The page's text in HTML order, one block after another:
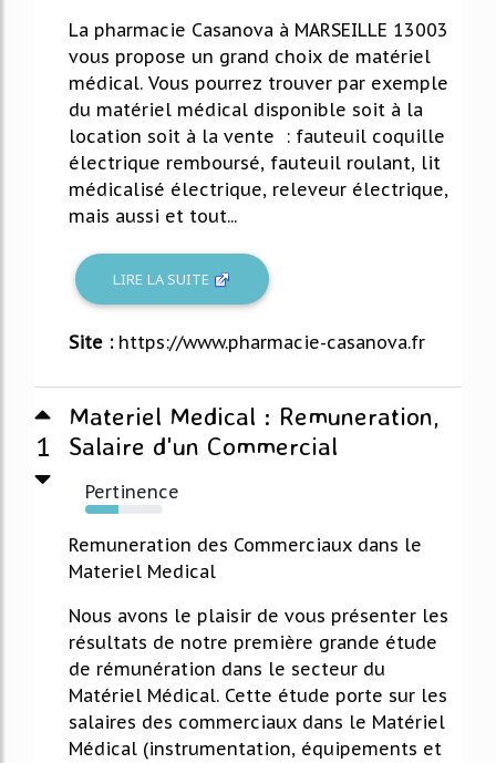
La pharmacie Casanova à MARSEILLE 13003
vous propose un grand choix de matériel
médical. Vous pourrez trouver par exemple
du matériel médical disponible soit à la
location soit à la vente : fauteuil coquille
électrique remboursé, fauteuil roulant, lit
médicalisé électrique, releveur électrique,
mais aussi et tout...
LIRE LA SUITE
Site : https://www.pharmacie-casanova.fr
1
Materiel Medical : Remuneration,
Salaire d'un Commercial
Pertinence
43%
Remuneration des Commerciaux dans le
Materiel Medical
Nous avons le plaisir de vous présenter les
résultats de notre première grande étude
de rémunération dans le secteur du
Matériel Médical. Cette étude porte sur les
salaires des commerciaux dans le Matériel
Médical (instrumentation, équipements et